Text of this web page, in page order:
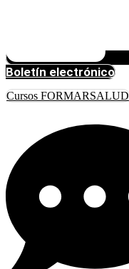
Boletín electrónico
Cursos FORMARSALUD